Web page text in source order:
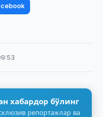
хабардор бўлинг
репортажлар ва